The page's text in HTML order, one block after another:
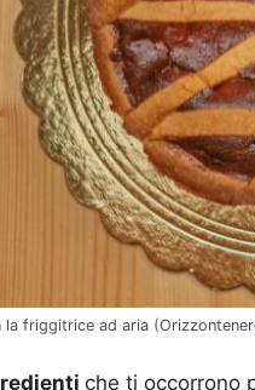
la friggitrice ad aria
che ti occorrono